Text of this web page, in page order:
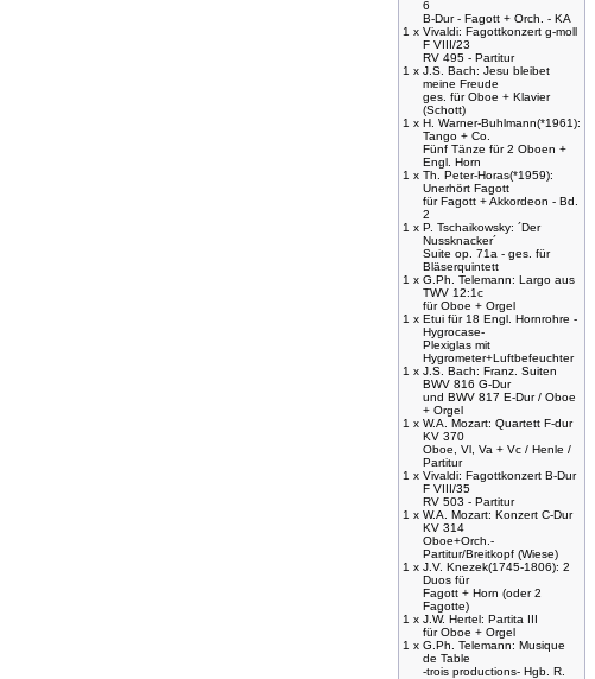
6
B-Dur - Fagott + Orch. - KA
1 x Vivaldi: Fagottkonzert g-moll
F VIII/23
RV 495 - Partitur
1 x J.S. Bach: Jesu bleibet
meine Freude
ges. für Oboe + Klavier
(Schott)
1 x H. Warner-Buhlmann(*1961):
Tango + Co.
Fünf Tänze für 2 Oboen +
Engl. Horn
1 x Th. Peter-Horas(*1959):
Unerhört Fagott
für Fagott + Akkordeon - Bd.
2
1 x P. Tschaikowsky: ´Der
Nussknacker´
Suite op. 71a - ges. für
Bläserquintett
1 x G.Ph. Telemann: Largo aus
TWV 12:1c
für Oboe + Orgel
1 x Etui für 18 Engl. Hornrohre -
Hygrocase-
Plexiglas mit
Hygrometer+Luftbefeuchter
1 x J.S. Bach: Franz. Suiten
BWV 816 G-Dur
und BWV 817 E-Dur / Oboe
+ Orgel
1 x W.A. Mozart: Quartett F-dur
KV 370
Oboe, Vl, Va + Vc / Henle /
Partitur
1 x Vivaldi: Fagottkonzert B-Dur
F VIII/35
RV 503 - Partitur
1 x W.A. Mozart: Konzert C-Dur
KV 314
Oboe+Orch.-
Partitur/Breitkopf (Wiese)
1 x J.V. Knezek(1745-1806): 2
Duos für
Fagott + Horn (oder 2
Fagotte)
1 x J.W. Hertel: Partita III
für Oboe + Orgel
1 x G.Ph. Telemann: Musique
de Table
-trois productions- Hgb. R.